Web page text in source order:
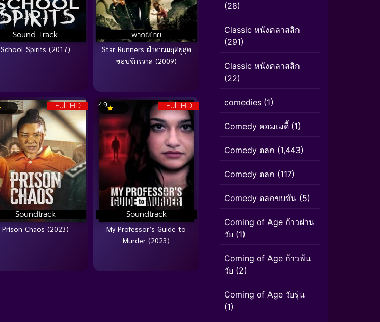
Sound Track
School Spirits (2017)
พากย์ไทย
Star Runners ฝ่าดาวมฤตยูสุด
ขอบจักรวาล (2009)
Full HD
Soundtrack
Prison Chaos (2023)
Full HD
Soundtrack
4.9
My Professor’s Guide to
Murder (2023)
(28)
Classic หนังคลาสสิก
(291)
Classic หนังคลาสสิก
(22)
comedies (1)
Comedy คอมเมดี้ (1)
Comedy ตลก (1,443)
Comedy ตลก (117)
Comedy ตลกขบขัน (5)
Coming of Age ก้าวผ่าน
วัย (1)
Coming of Age ก้าวพ้น
วัย (2)
Coming of Age วัยรุ่น
(1)